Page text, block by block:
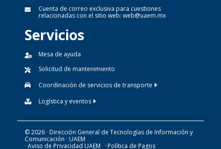
Cuenta de correo exclusiva para cuestiones
relacionadas con el sitio web: web@uaem.mx
Servicios
Mesa de ayuda
Solicitud de mantenimiento
Coordinación de servicios de transporte
Logística y eventos
© 2026 · Dirección General de Tecnologías de Información y
Comunicación · UAEM
· Aviso de Privacidad UAEM · Política de Pagos